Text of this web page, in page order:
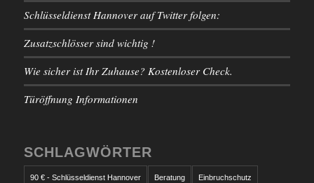
Schlüsseldienst Hannover auf Twitter folgen:
Zusatzschlösser sind wichtig !
Wie sicher ist Ihr Zuhause? Kostenloser Check.
Türöffnung Informationen
SCHLAGWÖRTER
90 € - Schlüsseldienst Hannover Beratung Einbruchschutz